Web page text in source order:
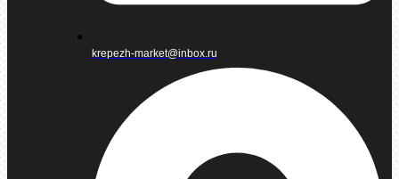
krepezh-market@inbox.ru